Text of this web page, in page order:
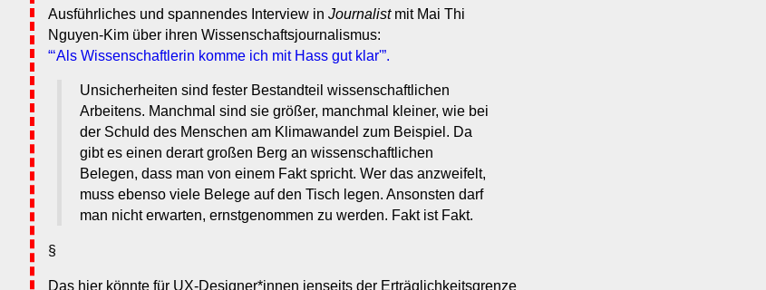
Ausführliches und spannendes Interview in Journalistmit Mai Thi
Nguyen-Kim über ihren Wissenschaftsjournalismus:
“‘Als Wissenschaftlerin komme ich mit Hass gut klar'”.
Unsicherheiten sind fester Bestandteil wissenschaftlichen
Arbeitens. Manchmal sind sie größer, manchmal kleiner, wie bei
der Schuld des Menschen am Klimawandel zum Beispiel. Da
gibt es einen derart großen Berg an wissenschaftlichen
Belegen, dass man von einem Fakt spricht. Wer das anzweifelt,
muss ebenso viele Belege auf den Tisch legen. Ansonsten darf
man nicht erwarten, ernstgenommen zu werden. Fakt ist Fakt.
§
Das hier könnte für UX-Designer*innen jenseits der Erträglichkeitsgrenze